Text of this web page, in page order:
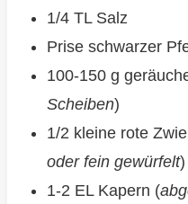
1/4 TL Salz
Prise schwarzer
100-150 g
Scheiben)
1/2 kleine rote
oder fein gewürfelt)
1-2 EL Kapern (